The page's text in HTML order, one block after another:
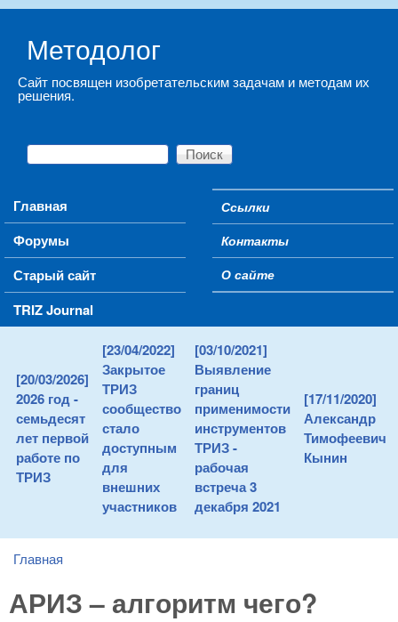
Методолог
Сайт посвящен изобретательским задачам и методам их
решения.
Форма поиска
Поиск
Main menu
Главная
Форумы
Старый сайт
TRIZ Journal
Secondary menu
Ссылки
Контакты
О сайте
[20/03/2026]
2026 год -
семьдесят
лет первой
работе по
ТРИЗ
[23/04/2022]
Закрытое
ТРИЗ
сообщество
стало
доступным
для
внешних
участников
[03/10/2021]
Выявление
границ
применимости
инструментов
ТРИЗ -
рабочая
встреча 3
декабря 2021
[17/11/2020]
Александр
Тимофеевич
Кынин
You are here
Главная
АРИЗ – алгоритм чего?